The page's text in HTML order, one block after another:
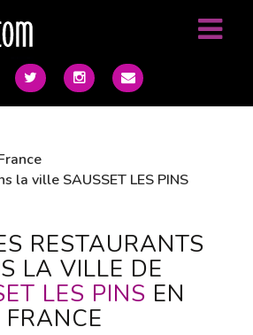
la ville SAUSSET LES PINS
RESTAURANTS
LA VILLE DE
LES PINS EN
FRANCE